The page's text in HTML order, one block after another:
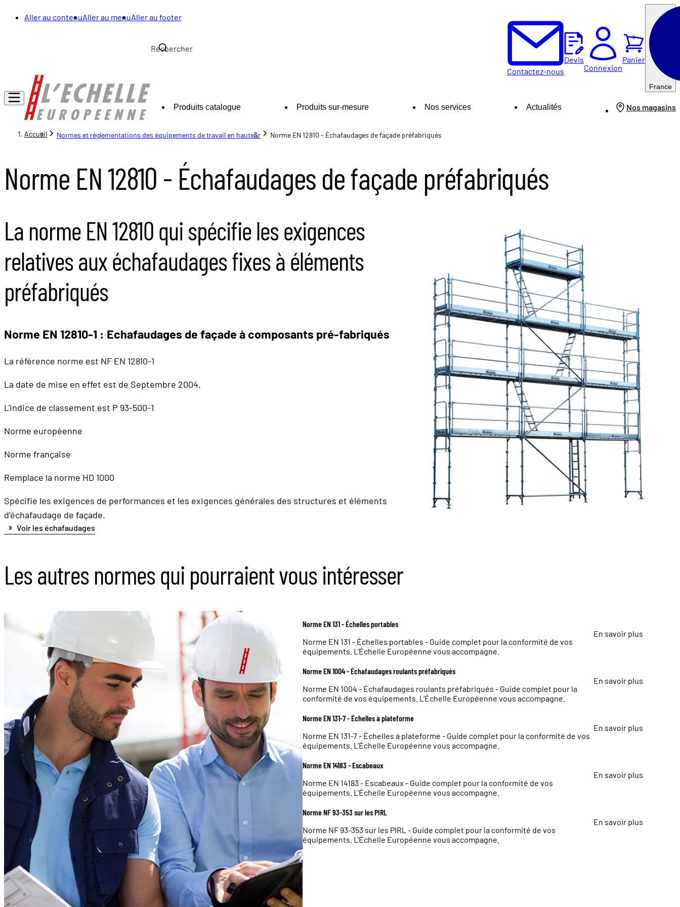
Aller au contenuAller au menuAller au footer
Contactez-nous
Devis
Connexion
Panier
0
France
Produits catalogue Produits sur-mesure Nos services Actualités Nos magasins
Accueil Normes et réglementations des équipements de travail en hauteur Norme EN 12810 - Échafaudages de façade préfabriqués
Norme EN 12810 - Échafaudages de façade préfabriqués
La norme EN 12810 qui spécifie les exigences
relatives aux échafaudages fixes à éléments
préfabriqués
Norme EN 12810-1 : Echafaudages de façade à composants pré-fabriqués
La référence norme est NF EN 12810-1
La date de mise en effet est de Septembre 2004.
L'indice de classement est P 93-500-1
Norme européenne
Norme française
Remplace la norme HD 1000
​​​​​​​Spécifie les exigences de performances et les exigences générales des structures et éléments
d’échafaudage de façade.
Voir les échafaudages
Les autres normes qui pourraient vous intéresser
Norme EN 131 - Échelles portables
Norme EN 131 - Échelles portables - Guide complet pour la conformité de vos
équipements. L'Échelle Européenne vous accompagne.
En savoir plus
Norme EN 1004 - Échafaudages roulants préfabriqués
Norme EN 1004 - Échafaudages roulants préfabriqués - Guide complet pour la
conformité de vos équipements. L'Échelle Européenne vous accompagne.
En savoir plus
Norme EN 131-7 - Échelles à plateforme
Norme EN 131-7 - Échelles à plateforme - Guide complet pour la conformité de vos
équipements. L'Échelle Européenne vous accompagne.
En savoir plus
Norme EN 14183 - Escabeaux
Norme EN 14183 - Escabeaux - Guide complet pour la conformité de vos
équipements. L'Échelle Européenne vous accompagne.
En savoir plus
Norme NF 93-353 sur les PIRL
Norme NF 93-353 sur les PIRL - Guide complet pour la conformité de vos
équipements. L'Échelle Européenne vous accompagne.
En savoir plus